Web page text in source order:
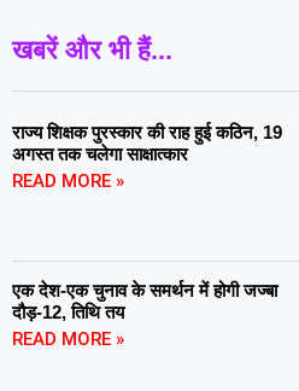
खबरें और भी हैं...
राज्य शिक्षक पुरस्कार की राह हुई कठिन, 19
अगस्त तक चलेगा साक्षात्कार
READ MORE »
एक देश-एक चुनाव के समर्थन में होगी जज्बा
दौड़-12, तिथि तय
READ MORE »